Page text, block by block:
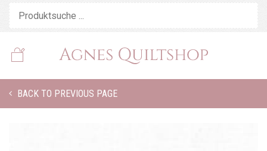
BACK TO PREVIOUS PAGE